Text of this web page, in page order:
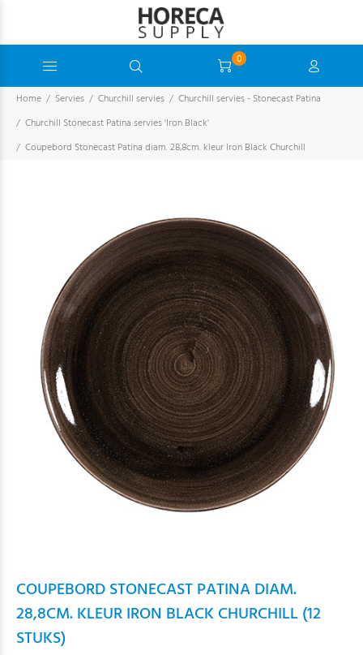
0
Home Servies Churchill servies
Churchill servies - Stonecast Patina
Churchill Stonecast Patina servies 'Iron Black'
Coupebord Stonecast Patina diam. 28,8cm. kleur Iron Black Churchill
COUPEBORD STONECAST PATINA DIAM.
28,8CM. KLEUR IRON BLACK CHURCHILL (12
STUKS)